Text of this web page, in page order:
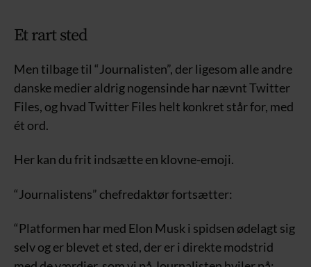
Et rart sted
Men tilbage til “Journalisten”, der ligesom alle andre
danske medier aldrig nogensinde har nævnt Twitter
Files, og hvad Twitter Files helt konkret står for, med
ét ord.
Her kan du frit indsætte en klovne-emoji.
“Journalistens” chefredaktør fortsætter:
“Platformen har med Elon Musk i spidsen ødelagt sig
selv og er blevet et sted, der er i direkte modstrid